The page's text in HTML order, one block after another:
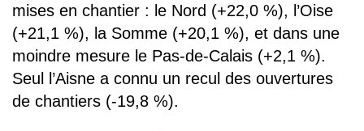
mises en chantier : le Nord (+22,0 %), l’Oise
(+21,1 %), la Somme (+20,1 %), et dans une
moindre mesure le Pas-de-Calais (+2,1 %).
Seul l’Aisne a connu un recul des ouvertures
de chantiers (-19,8 %).